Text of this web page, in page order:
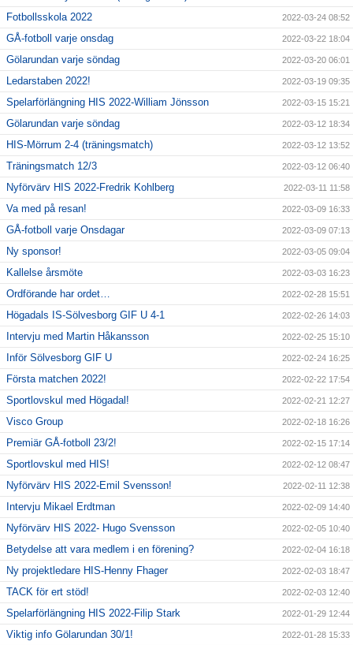
Fotbollsskola 2022 2022-03-24 08:52
GÅ-fotboll varje onsdag 2022-03-22 18:04
Gölarundan varje söndag 2022-03-20 06:01
Ledarstaben 2022! 2022-03-19 09:35
Spelarförlängning HIS 2022-William Jönsson 2022-03-15 15:21
Gölarundan varje söndag 2022-03-12 18:34
HIS-Mörrum 2-4 (träningsmatch) 2022-03-12 13:52
Träningsmatch 12/3 2022-03-12 06:40
Nyförvärv HIS 2022-Fredrik Kohlberg 2022-03-11 11:58
Va med på resan! 2022-03-09 16:33
GÅ-fotboll varje Onsdagar 2022-03-09 07:13
Ny sponsor! 2022-03-05 09:04
Kallelse årsmöte 2022-03-03 16:23
Ordförande har ordet… 2022-02-28 15:51
Högadals IS-Sölvesborg GIF U 4-1 2022-02-26 14:03
Intervju med Martin Håkansson 2022-02-25 15:10
Inför Sölvesborg GIF U 2022-02-24 16:25
Första matchen 2022! 2022-02-22 17:54
Sportlovskul med Högadal! 2022-02-21 12:27
Visco Group 2022-02-18 16:26
Premiär GÅ-fotboll 23/2! 2022-02-15 17:14
Sportlovskul med HIS! 2022-02-12 08:47
Nyförvärv HIS 2022-Emil Svensson! 2022-02-11 12:38
Intervju Mikael Erdtman 2022-02-09 14:40
Nyförvärv HIS 2022- Hugo Svensson 2022-02-05 10:40
Betydelse att vara medlem i en förening? 2022-02-04 16:18
Ny projektledare HIS-Henny Fhager 2022-02-03 18:47
TACK för ert stöd! 2022-02-03 12:40
Spelarförlängning HIS 2022-Filip Stark 2022-01-29 12:44
Viktig info Gölarundan 30/1! 2022-01-28 15:33